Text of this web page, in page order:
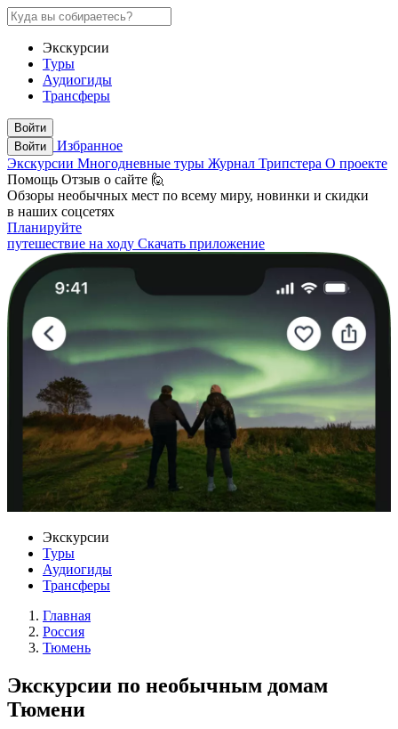
Экскурсии
Туры
Аудиогиды
Трансферы
Войти
Войти
Избранное
Экскурсии Многодневные туры Журнал Трипстера О проекте
Помощь Отзыв о сайте 🙋
Обзоры необычных мест по всему миру, новинки и скидки
в наших соцсетях
Планируйте
путешествие на ходу Скачать приложение
Экскурсии
Туры
Аудиогиды
Трансферы
Главная
Россия
Тюмень
Экскурсии по необычным домам
Тюмени